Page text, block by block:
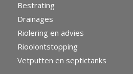
Bestrating
Drainages
Riolering en advies
Rioolontstopping
Vetputten en septictanks